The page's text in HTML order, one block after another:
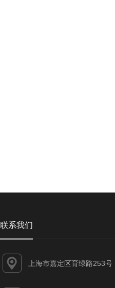
联系我们
上海市嘉定区育绿路253号